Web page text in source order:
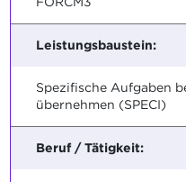
Leistungsbaustein:
Spezifische Aufgaben
übernehmen (SPECI)
Beruf / Tätigkeit: